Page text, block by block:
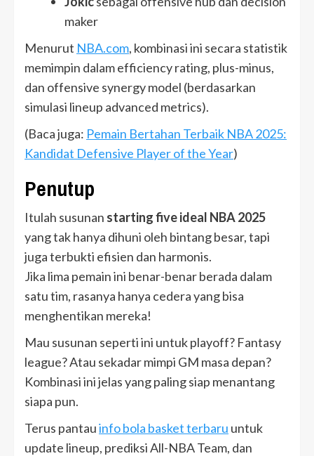
maker
Menurut NBA.com, kombinasi ini secara statistik
memimpin dalam efficiency rating, plus-minus,
dan offensive synergy model (berdasarkan
simulasi lineup advanced metrics).
(Baca juga: Pemain Bertahan Terbaik NBA 2025:
Kandidat Defensive Player of the Year)
Penutup
Itulah susunan starting five ideal NBA 2025
yang tak hanya dihuni oleh bintang besar, tapi
juga terbukti efisien dan harmonis.
Jika lima pemain ini benar-benar berada dalam
satu tim, rasanya hanya cedera yang bisa
menghentikan mereka!
Mau susunan seperti ini untuk playoff? Fantasy
league? Atau sekadar mimpi GM masa depan?
Kombinasi ini jelas yang paling siap menantang
siapa pun.
Terus pantauinfo bola basket terbaru untuk
update lineup, prediksi All-NBA Team, dan